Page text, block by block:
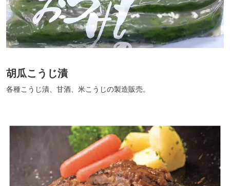
胡瓜こうじ漬
各種こうじ漬、甘酒、米こうじの製造販売。